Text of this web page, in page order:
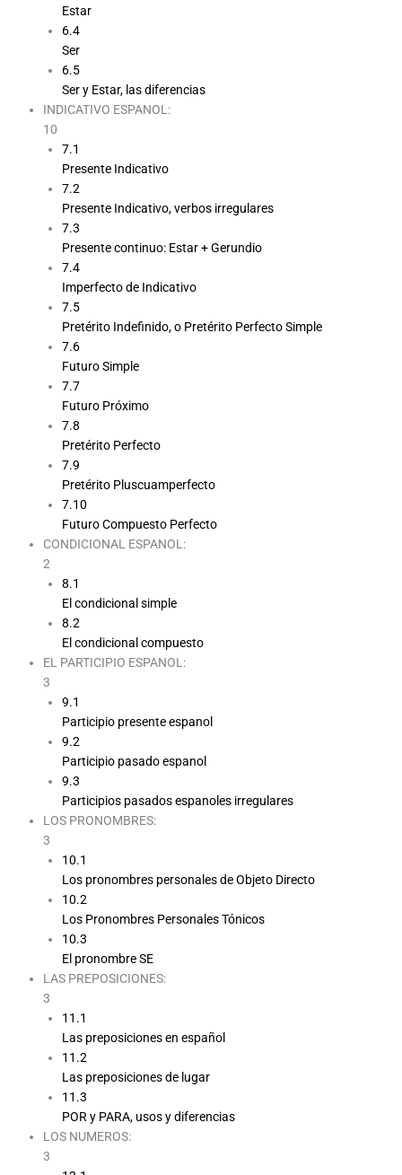
Estar
6.4
Ser
6.5
Ser y Estar, las diferencias
INDICATIVO ESPANOL:
10
7.1
Presente Indicativo
7.2
Presente Indicativo, verbos irregulares
7.3
Presente continuo: Estar + Gerundio
7.4
Imperfecto de Indicativo
7.5
Pretérito Indefinido, o Pretérito Perfecto Simple
7.6
Futuro Simple
7.7
Futuro Próximo
7.8
Pretérito Perfecto
7.9
Pretérito Pluscuamperfecto
7.10
Futuro Compuesto Perfecto
CONDICIONAL ESPANOL:
2
8.1
El condicional simple
8.2
El condicional compuesto
EL PARTICIPIO ESPANOL:
3
9.1
Participio presente espanol
9.2
Participio pasado espanol
9.3
Participios pasados espanoles irregulares
LOS PRONOMBRES:
3
10.1
Los pronombres personales de Objeto Directo
10.2
Los Pronombres Personales Tónicos
10.3
El pronombre SE
LAS PREPOSICIONES:
3
11.1
Las preposiciones en español
11.2
Las preposiciones de lugar
11.3
POR y PARA, usos y diferencias
LOS NUMEROS:
3